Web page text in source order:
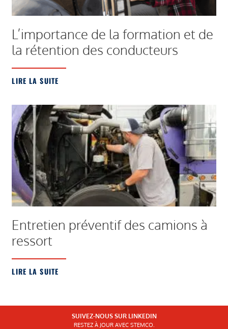
L’importance de la formation et de
la rétention des conducteurs
LIRE LA SUITE
Entretien préventif des camions à
ressort
LIRE LA SUITE
SUIVEZ-NOUS SUR LINKEDIN
RESTEZ À JOUR AVEC STEMCO.